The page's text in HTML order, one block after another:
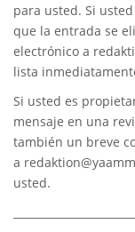
para usted. Si
que la entrada se
electrónico a
lista
Si usted es
mensaje en una
también un breve
a
usted.